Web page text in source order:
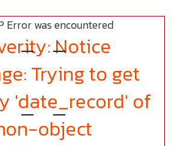
Error was encountered
Notice
Trying to get
'date_record' of
object